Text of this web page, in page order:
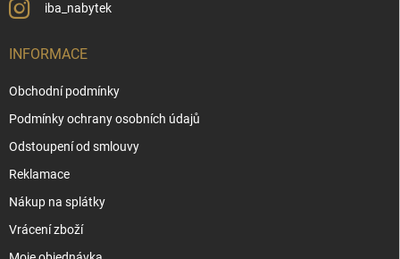
iba_nabytek
INFORMACE
Obchodní podmínky
Podmínky ochrany osobních údajů
Odstoupení od smlouvy
Reklamace
Nákup na splátky
Vrácení zboží